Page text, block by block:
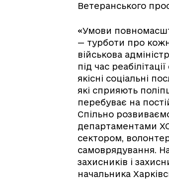
Ветеранського
«Умови
— турботи про
військова
під час
якісні соціальні
які сприяють
перебуває на
Спільно
департаментами
сектором,
самоврядування.
захисників і
начальника